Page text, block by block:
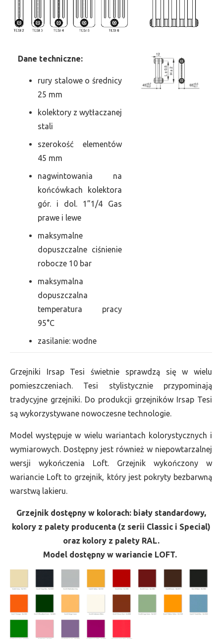
Dane techniczne:
rury stalowe o średnicy
25 mm
kolektory z wytłaczanej
stali
szerokość elementów
45 mm
nagwintowania na
końcówkach kolektora
gór. i dol. 1”1/4 Gas
prawe i lewe
maksymalne
dopuszczalne ciśnienie
robocze 10 bar
maksymalna
dopuszczalna
temperatura pracy
95°C
zasilanie: wodne
Grzejniki Irsap Tesi świetnie sprawdzą się w wielu
pomieszczeniach. Tesi stylistycznie przypominają
tradycyjne grzejniki. Do produkcji grzejników Irsap Tesi
są wykorzystywane nowoczesne technologie.
Model występuje w wielu wariantach kolorystycznych i
wymiarowych. Dostępny jest również w niepowtarzalnej
wersji wykończenia Loft. Grzejnik wykończony w
wariancie Loft to grzejnik, który jest pokryty bezbarwną
warstwą lakieru.
Grzejnik dostępny w kolorach: biały standardowy,
kolory z palety producenta (z serii Classic i Special)
oraz kolory z palety RAL.
Model dostępny w wariancie LOFT.